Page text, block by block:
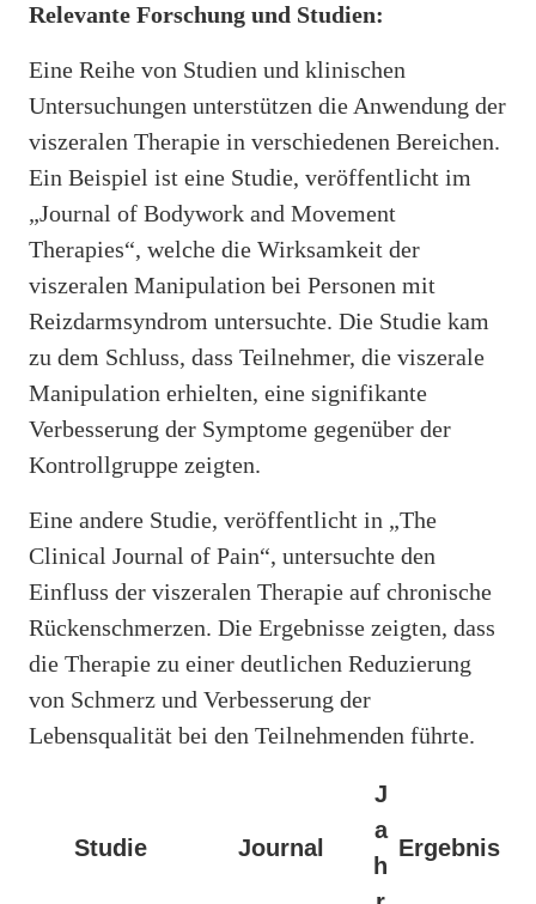
Relevante Forschung und Studien:
Eine Reihe von Studien und klinischen
Untersuchungen unterstützen die Anwendung der
viszeralen Therapie in verschiedenen Bereichen.
Ein Beispiel ist eine Studie, veröffentlicht im
„Journal of Bodywork and Movement
Therapies“, welche die Wirksamkeit der
viszeralen Manipulation bei Personen mit
Reizdarmsyndrom untersuchte. Die Studie kam
zu dem Schluss, dass Teilnehmer, die viszerale
Manipulation erhielten, eine signifikante
Verbesserung der Symptome gegenüber der
Kontrollgruppe zeigten.
Eine andere Studie, veröffentlicht in „The
Clinical Journal of Pain“, untersuchte den
Einfluss der viszeralen Therapie auf chronische
Rückenschmerzen. Die Ergebnisse zeigten, dass
die Therapie zu einer deutlichen Reduzierung
von Schmerz und Verbesserung der
Lebensqualität bei den Teilnehmenden führte.
Studie Journal
J
a
h
Ergebnis